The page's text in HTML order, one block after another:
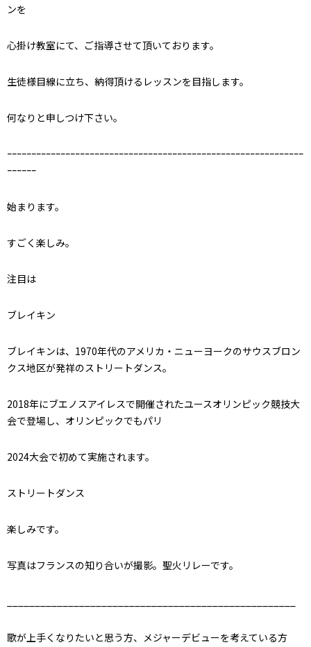
ンを
心掛け教室にて、ご指導させて頂いております。
生徒様目線に立ち、納得頂けるレッスンを目指します。
何なりと申しつけ下さい。
ｰｰｰｰｰｰｰｰｰｰｰｰｰｰｰｰｰｰｰｰｰｰｰｰｰｰｰｰｰｰｰｰｰｰｰｰｰｰｰｰｰｰｰｰｰｰｰｰｰｰｰｰｰｰｰｰｰｰｰｰｰ
ｰｰｰｰｰｰ
始まります。
すごく楽しみ。
注目は
ブレイキン
ブレイキンは、1970年代のアメリカ・ニューヨークのサウスブロン
クス地区が発祥のストリートダンス。
2018年にブエノスアイレスで開催されたユースオリンピック競技大
会で登場し、オリンピックでもパリ
2024大会で初めて実施されます。
ストリートダンス
楽しみです。
写真はフランスの知り合いが撮影。聖火リレーです。
歌が上手くなりたいと思う方、メジャーデビューを考えている方